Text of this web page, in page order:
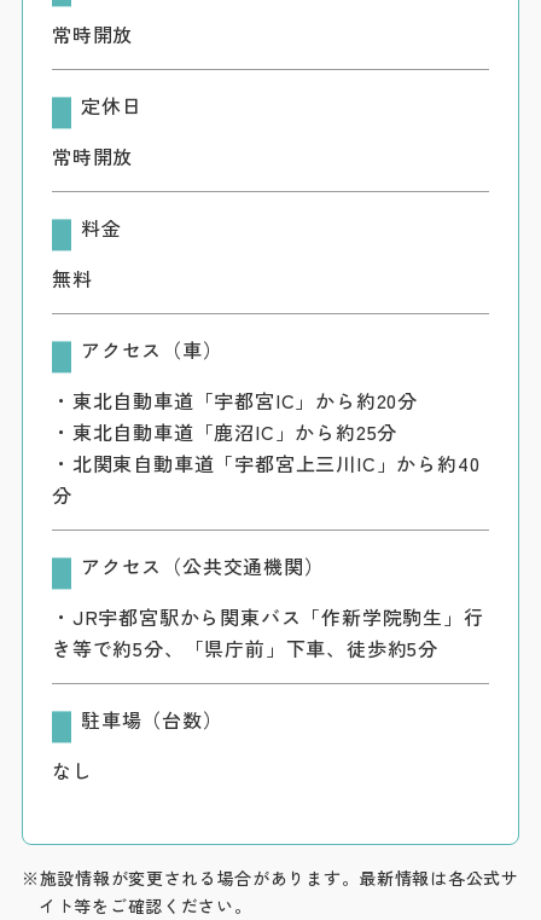
常時開放
定休日
常時開放
料金
無料
アクセス（車）
・東北自動車道「宇都宮IC」から約20分
・東北自動車道「鹿沼IC」から約25分
・北関東自動車道「宇都宮上三川IC」から約40
分
アクセス（公共交通機関）
・JR宇都宮駅から関東バス「作新学院駒生」行
き等で約5分、「県庁前」下車、徒歩約5分
駐車場（台数）
なし
※施設情報が変更される場合があります。最新情報は各公式サ
イト等をご確認ください。